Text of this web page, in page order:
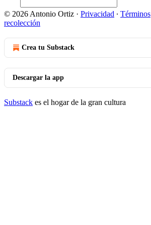
© 2026 Antonio Ortiz · Privacidad ∙ Términos
recolección
Crea tu Substack
Descargar la app
Substack es el hogar de la gran cultura